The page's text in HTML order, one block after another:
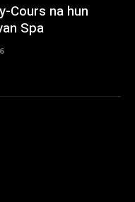
Cours na hun
Spa